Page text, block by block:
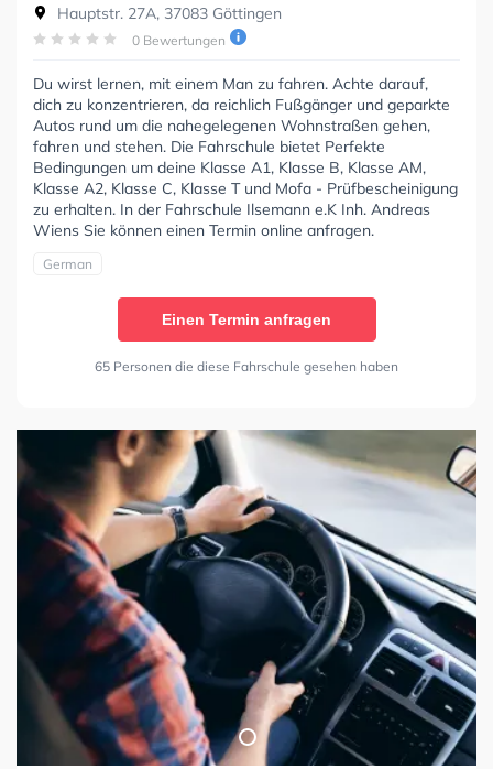
Hauptstr. 27A, 37083 Göttingen
0 Bewertungen
Du wirst lernen, mit einem Man zu fahren. Achte darauf,
dich zu konzentrieren, da reichlich Fußgänger und geparkte
Autos rund um die nahegelegenen Wohnstraßen gehen,
fahren und stehen. Die Fahrschule bietet Perfekte
Bedingungen um deine Klasse A1, Klasse B, Klasse AM,
Klasse A2, Klasse C, Klasse T und Mofa - Prüfbescheinigung
zu erhalten. In der Fahrschule Ilsemann e.K Inh. Andreas
Wiens Sie können einen Termin online anfragen.
German
Einen Termin anfragen
65 Personen die diese Fahrschule gesehen haben